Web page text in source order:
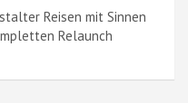
Reisen mit Sinnen
Relaunch